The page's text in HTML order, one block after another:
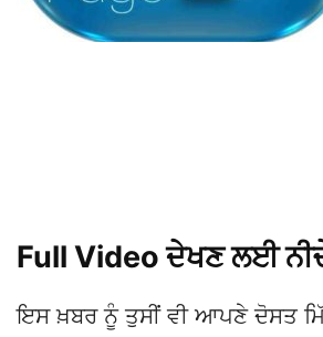
Full Video ਦੇਖਣ ਲਈ
ਇਸ ਖ਼ਬਰ ਨੂੰ ਤੁਸੀਂ ਵੀ ਆਪਣੇ ਦੋਸਤ